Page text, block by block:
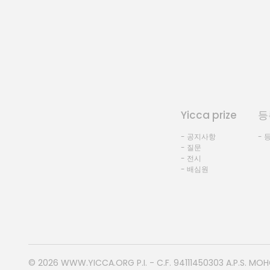
Yicca prize
- 공지사항
- 질문
- 전시
- 배심원
-
© 2026 WWW.YICCA.ORG P.I. - C.F. 94111450303 A.P.S.